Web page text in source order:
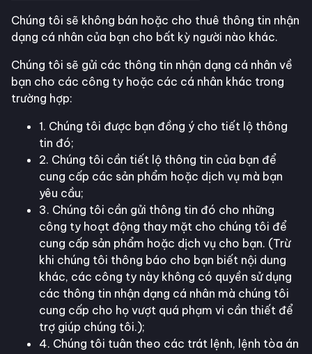
Chúng tôi sẽ không bán hoặc cho thuê thông tin nhận
dạng cá nhân của bạn cho bất kỳ người nào khác.
Chúng tôi sẽ gửi các thông tin nhận dạng cá nhân về
bạn cho các công ty hoặc các cá nhân khác trong
trường hợp:
1. Chúng tôi được bạn đồng ý cho tiết lộ thông
tin đó;
2. Chúng tôi cần tiết lộ thông tin của bạn để
cung cấp các sản phẩm hoặc dịch vụ mà bạn
yêu cầu;
3. Chúng tôi cần gửi thông tin đó cho những
công ty hoạt động thay mặt cho chúng tôi để
cung cấp sản phẩm hoặc dịch vụ cho bạn. (Trừ
khi chúng tôi thông báo cho bạn biết nội dung
khác, các công ty này không có quyền sử dụng
các thông tin nhận dạng cá nhân mà chúng tôi
cung cấp cho họ vượt quá phạm vi cần thiết để
trợ giúp chúng tôi.);
4. Chúng tôi tuân theo các trát lệnh, lệnh tòa án